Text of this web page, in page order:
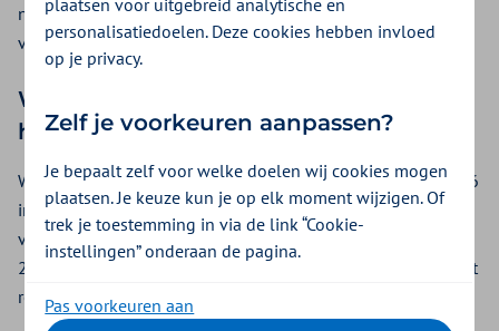
nog maximaal één keer per kalenderjaar. Deze verruiming
volgt uit een aanpassing in wet- en regelgeving.
Wij hebben ons inkoopbeleid 2026
hierop aangepast
We hebben het inkoopbeleid Stoppen-met-Roken voor 2026
in lijn gebracht met deze aanpassing in wet- en regelgeving
vanaf 2026. Zo zorgen we ervoor dat verzekerden ook in
2026 kunnen rekenen op passende zorg bij het stoppen met
roken.
plaatsen voor uitgebreid analytische en
personalisatiedoelen. Deze cookies hebben invloed
op je privacy.
Zelf je voorkeuren aanpassen?
Je bepaalt zelf voor welke doelen wij cookies mogen
plaatsen. Je keuze kun je op elk moment wijzigen. Of
trek je toestemming in via de link “Cookie-
instellingen” onderaan de pagina.
Pas voorkeuren aan